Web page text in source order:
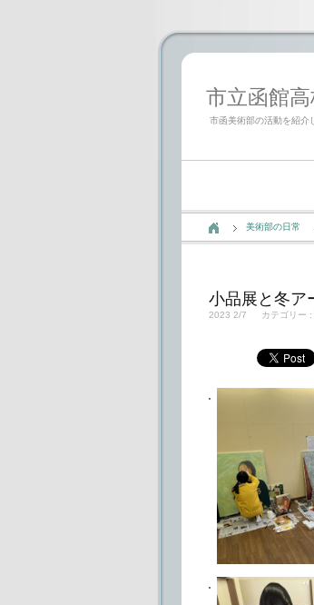
市立函館高
市函美術部の活動を紹介
美術部の日常
小品展と冬ア
2023 2/7 カテゴリー :